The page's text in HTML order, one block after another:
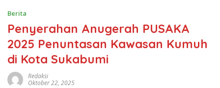
Berita
Penyerahan Anugerah PUSAKA
2025 Penuntasan Kawasan Kumuh
di Kota Sukabumi
Redaksi
Oktober 22, 2025